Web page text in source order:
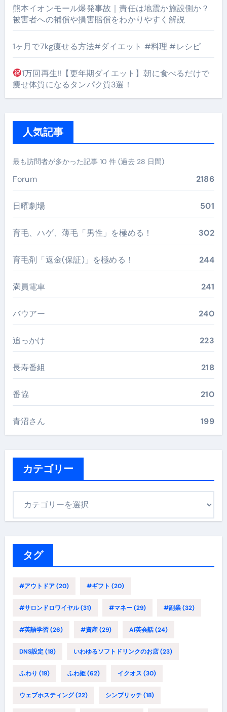
熊本イオンモール爆発事故｜責任は地震か施設側か？
被害者への補償や損害賠償をわかりやすく解説
1ヶ月で7kg痩せる方法#ダイエット #料理 #レシピ
1万回再生!!【更年期ダイエット】朝に食べるだけで
痩せ体質になるタンパク質3選！
人気記事
最も訪問者が多かった記事 10 件 (過去 28 日間)
Forum 2186
日曜劇場 501
育毛、ハゲ、薄毛「男性」を極める！ 302
育毛剤「返金(保証)」を極める！ 244
満員電車 241
バウアー 240
追っかけ 223
長寿番組 218
番協 210
青沼さん 199
カテゴリー
タグ
#アウトドア(20) #ギフト (20)
#サロンドロワイヤル(31) #マネー(29) #副業(32)
#英語学習(26) #資産(29) AI英会話(24)
DNS設定(18) いわゆるソフトドリンクのお店(23)
ふわり (19) ふわ姫(62) イクオス (30)
ウェブホスティング(22) シンプリッチ(18)